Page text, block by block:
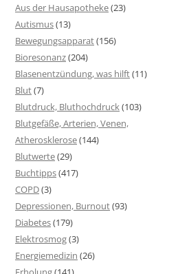
Aus der Hausapotheke(23)
Autismus(13)
Bewegungsapparat(156)
Bioresonanz(204)
Blasenentzündung, was hilft(11)
Blut(7)
Blutdruck, Bluthochdruck(103)
Blutgefäße, Arterien, Venen,
Atherosklerose(144)
Blutwerte(29)
Buchtipps(417)
COPD(3)
Depressionen, Burnout(93)
Diabetes(179)
Elektrosmog(3)
Energiemedizin (26)